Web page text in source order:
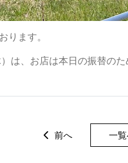
ります。
は、お店は本日の振替のた
前へ 一